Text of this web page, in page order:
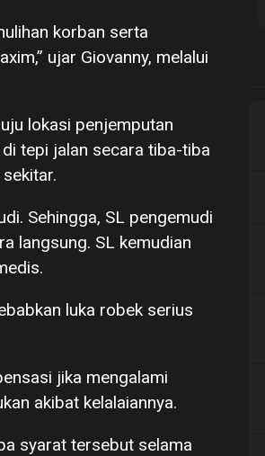
korban serta
ujar Giovanny, melalui
lokasi penjemputan
tepi jalan secara tiba-tiba
Sehingga, SL pengemudi
langsung. SL kemudian
luka robek serius
jika mengalami
akibat kelalaiannya.
syarat tersebut selama